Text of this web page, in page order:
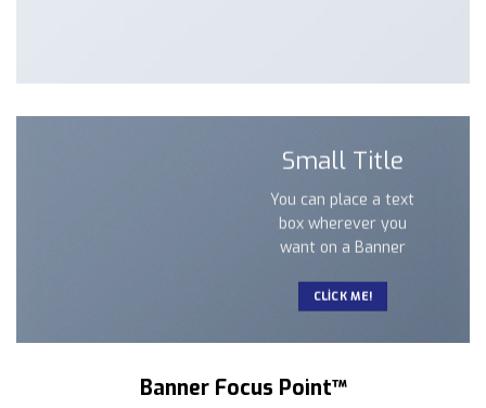
Small Title
You can place a text
box wherever you
want on a Banner
CLICK ME!
Banner Focus Point™